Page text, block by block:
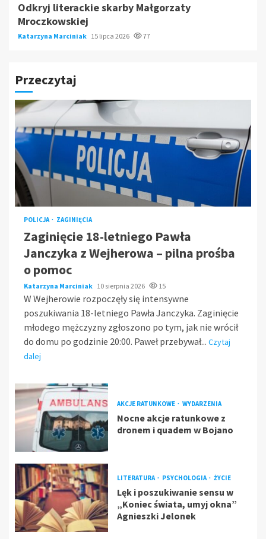
Odkryj literackie skarby Małgorzaty
Mroczkowskiej
Katarzyna Marciniak 15 lipca 2026 77
Przeczytaj
POLICJA ZAGINIĘCIA
Zaginięcie 18-letniego Pawła
Janczyka z Wejherowa – pilna prośba
o pomoc
Katarzyna Marciniak 10 sierpnia 2026 15
W Wejherowie rozpoczęły się intensywne
poszukiwania 18-letniego Pawła Janczyka. Zaginięcie
młodego mężczyzny zgłoszono po tym, jak nie wrócił
do domu po godzinie 20:00. Paweł przebywał... Czytaj
dalej
AKCJE RATUNKOWE WYDARZENIA
Nocne akcje ratunkowe z
dronem i quadem w Bojano
LITERATURA PSYCHOLOGIA ŻYCIE
Lęk i poszukiwanie sensu w
„Koniec świata, umyj okna”
Agnieszki Jelonek